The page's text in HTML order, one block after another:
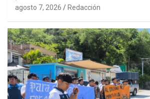
agosto 7, 2026 Redacción